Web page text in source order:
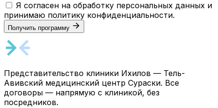
Я согласен на обработку персональных данных и
принимаю политику конфиденциальности.
Получить программу
Представительство клиники Ихилов — Тель-
Авивский медицинский центр Сураски. Все
договоры — напрямую с клиникой, без
посредников.